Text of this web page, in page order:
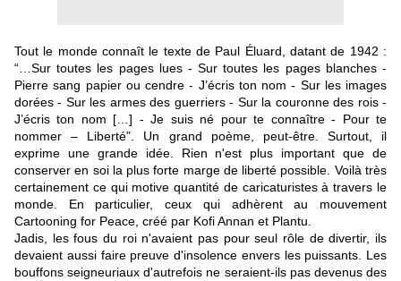
Tout le monde connaît le texte de Paul Éluard, datant de 1942 :
“…Sur toutes les pages lues - Sur toutes les pages blanches -
Pierre sang papier ou cendre - J’écris ton nom - Sur les images
dorées - Sur les armes des guerriers - Sur la couronne des rois -
J’écris ton nom […] - Je suis né pour te connaître - Pour te
nommer – Liberté”
Un grand poème, peut-être. Surtout, il
exprime une grande idée. Rien n'est plus important que de
conserver en soi la plus forte marge de liberté possible. Voilà très
certainement ce qui motive quantité de caricaturistes à travers le
monde. En particulier, ceux qui adhèrent au mouvement
Cartooning for Peace, créé par Kofi Annan et Plantu.
Jadis, les fous du roi n'avaient pas pour seul rôle de divertir, ils
devaient aussi faire preuve d'insolence envers les puissants. Les
bouffons seigneuriaux d'autrefois ne seraient-ils pas devenus des